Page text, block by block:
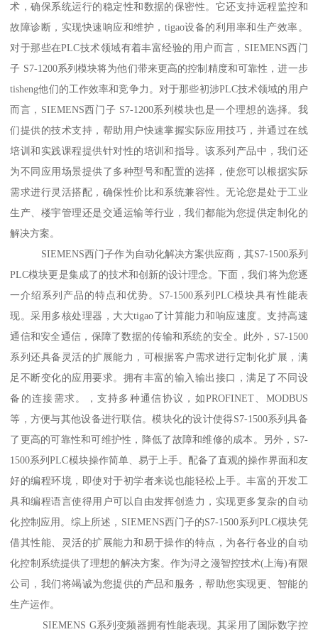
术，确保系统运行的稳定性和数据的保密性。它还支持远程监控和
故障诊断，实现快速响应和维护，tigao设备的利用率和生产效率。
对于那些在PLC技术领域有着丰富经验的用户而言，SIEMENS西门
子 S7-1200系列模块将为他们带来更高的控制精度和可靠性，进一步
tisheng他们的工作效率和竞争力。对于那些初涉PLC技术领域的用户
而言，SIEMENS西门子 S7-1200系列模块也是一个理想的选择。我
们提供的技术支持，帮助用户快速掌握实际应用技巧，并通过在线
培训和实践课程提供针对性的培训和指导。该系列产品中，我们还
为不同应用场景提供了多种型号和配置的选择，使您可以根据实际
需求进行灵活搭配，确保性价比和系统兼容性。无论您是处于工业
生产、楼宇管理还是交通运输等行业，我们都能为您提供定制化的
解决方案。
SIEMENS西门子作为自动化解决方案供应商，其S7-1500系列
PLC模块更是集成了的技术和创新的设计理念。下面，我们将为您逐
一介绍系列产品的特点和优势。S7-1500系列PLC模块具有性能表
现。采用多核处理器，大大tigao了计算能力和响应速度。支持高速
通信和安全通信，保障了数据的传输和系统的安全。此外，S7-1500
系列还具备灵活的扩展能力，可根据客户需求进行定制化扩展，满
足不断变化的应用要求。拥有丰富的输入输出接口，满足了不同设
备的连接需求。，支持多种通信协议，如PROFINET、MODBUS
等，方便与其他设备进行联信。模块化的设计使得S7-1500系列具备
了更高的可靠性和可维护性，降低了故障和维修的成本。另外，S7-
1500系列PLC模块操作简单、易于上手。配备了直观的操作界面和友
好的编程环境，即使对于初学者来说也能轻松上手。丰富的开发工
具和编程语言使得用户可以自由发挥创造力，实现更多复杂的自动
化控制应用。综上所述，SIEMENS西门子的S7-1500系列PLC模块凭
借其性能、灵活的扩展能力和易于操作的特点，为各行各业的自动
化控制系统提供了理想的解决方案。作为浔之漫智控技术(上海)有限
公司，我们将竭诚为您提供的产品和服务，帮助您实现更、智能的
生产运作。
SIEMENS G系列变频器拥有性能表现。其采用了国际数字控